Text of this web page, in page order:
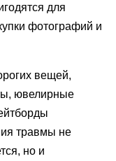
для
фотографий и
вещей,
ювелирные
травмы не
но и